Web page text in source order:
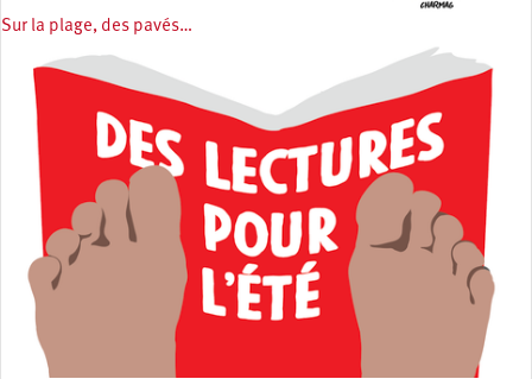
Sur la plage, des pavés…